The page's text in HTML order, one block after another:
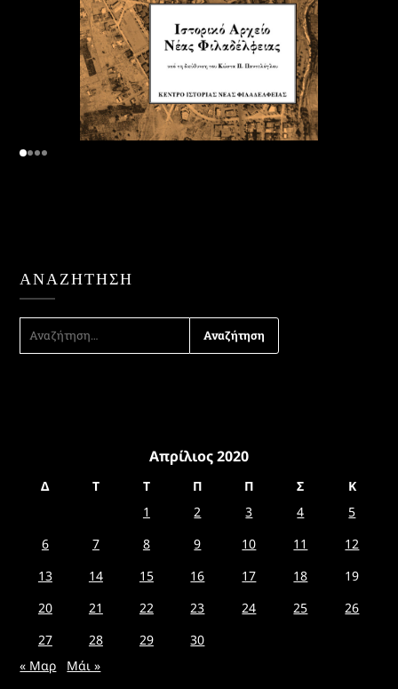
ΑΝΑΖΉΤΗΣΗ
ΑΝΑΖΉΤΗΣΗ
ΓΙΑ:
Απρίλιος 2020
Δ Τ Τ Π Π Σ
Κ
1
2 3 4
5
6
7 8 9 10 11
12
13
14 15 16 17 18
19
20
21 22 23 24 25
26
27
28 29
30
« Μαρ
Μάι »